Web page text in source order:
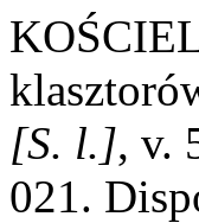
[S. l.], v.
021.